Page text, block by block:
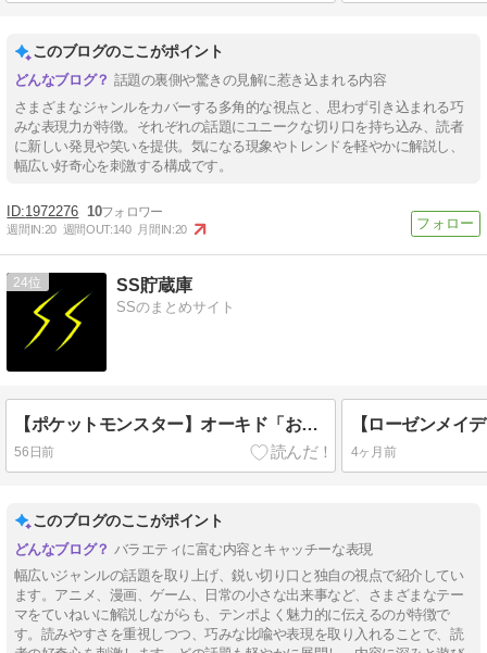
このブログのここがポイント
話題の裏側や驚きの見解に惹き込まれる内容
さまざまなジャンルをカバーする多角的な視点と、思わず引き込まれる巧
みな表現力が特徴。それぞれの話題にユニークな切り口を持ち込み、読者
に新しい発見や笑いを提供。気になる現象やトレンドを軽やかに解説し、
幅広い好奇心を刺激する構成です。
1972276 10
週間IN:20 週間OUT:140 月間IN:20
24 SS貯蔵庫
SSのまとめサイト
【ポケットモンスター】オーキド「お前にやるポケモンはない！」
56日前 4ヶ月前
このブログのここがポイント
バラエティに富む内容とキャッチーな表現
幅広いジャンルの話題を取り上げ、鋭い切り口と独自の視点で紹介してい
ます。アニメ、漫画、ゲーム、日常の小さな出来事など、さまざまなテー
マをていねいに解説しながらも、テンポよく魅力的に伝えるのが特徴で
す。読みやすさを重視しつつ、巧みな比喩や表現を取り入れることで、読